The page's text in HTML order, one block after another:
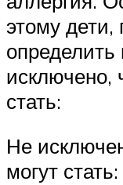
этому дети,
исключено,
стать:
Не
могут стать: